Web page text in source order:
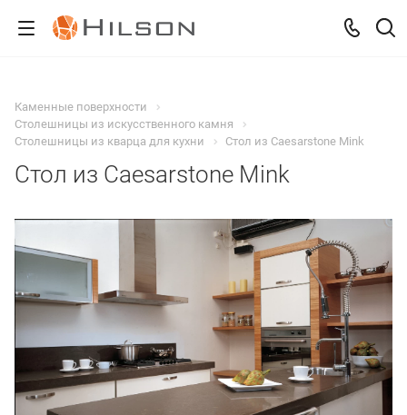
Каменные поверхности
Столешницы из искусственного камня
Столешницы из кварца для кухни
Стол из Caesarstone Mink
Стол из Caesarstone Mink